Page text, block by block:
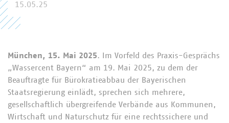
15.05.25
München, 15. Mai 2025. Im Vorfeld des Praxis-Gesprächs
„Wassercent Bayern“ am 19. Mai 2025, zu dem der
Beauftragte für Bürokratieabbau der Bayerischen
Staatsregierung einlädt, sprechen sich mehrere,
gesellschaftlich übergreifende Verbände aus Kommunen,
Wirtschaft und Naturschutz für eine rechtssichere und